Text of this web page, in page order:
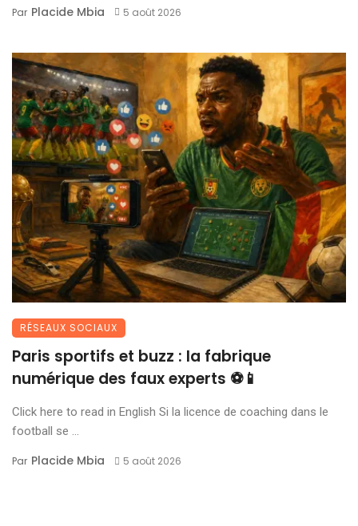
Par Placide Mbia 5 août 2026
RÉSEAUX SOCIAUX
Paris sportifs et buzz : la fabrique
numérique des faux experts ⚽📱
Click here to read in English Si la licence de coaching dans le
football se ...
Par Placide Mbia 5 août 2026